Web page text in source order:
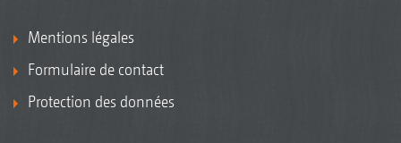
Mentions légales
Formulaire de contact
Protection des données